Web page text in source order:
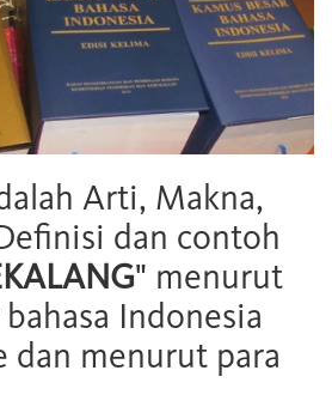
Arti, Makna,
dan contoh
" menurut
Indonesia
dan menurut para